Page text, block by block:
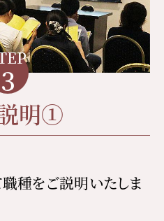
3
明①
種をご説明いたしま